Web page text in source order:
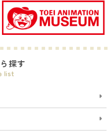
探す
list